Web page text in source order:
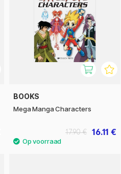
BOOKS
Mega Manga Characters
16.11 €
17.90 €